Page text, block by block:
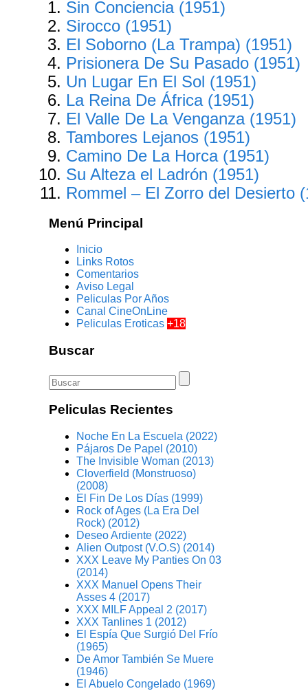
Sin Conciencia (1951)
Sirocco (1951)
El Soborno (La Trampa) (1951)
Prisionera De Su Pasado (1951)
Un Lugar En El Sol (1951)
La Reina De África (1951)
El Valle De La Venganza (1951)
Tambores Lejanos (1951)
Camino De La Horca (1951)
Su Alteza el Ladrón (1951)
Rommel – El Zorro del Desierto
Menú Principal
Inicio
Links Rotos
Comentarios
Aviso Legal
Peliculas Por Años
Canal CineOnLine
Peliculas Eroticas+18
Buscar
Peliculas Recientes
Noche En La Escuela (2022)
Pájaros De Papel (2010)
The Invisible Woman (2013)
Cloverfield (Monstruoso)
(2008)
El Fin De Los Días (1999)
Rock of Ages (La Era Del
Rock) (2012)
Deseo Ardiente (2022)
Alien Outpost (V.O.S) (2014)
XXX Leave My Panties On 03
(2014)
XXX Manuel Opens Their
Asses 4 (2017)
XXX MILF Appeal 2 (2017)
XXX Tanlines 1 (2012)
El Espía Que Surgió Del Frío
(1965)
De Amor También Se Muere
(1946)
El Abuelo Congelado (1969)